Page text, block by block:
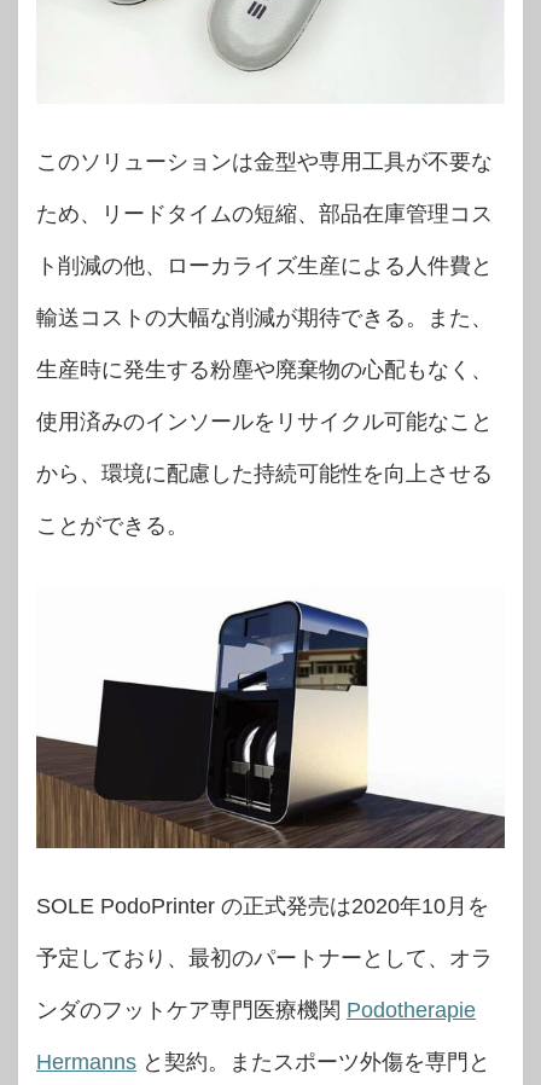
このソリューションは金型や専用工具が不要な
ため、リードタイムの短縮、部品在庫管理コス
ト削減の他、ローカライズ生産による人件費と
輸送コストの大幅な削減が期待できる。また、
生産時に発生する粉塵や廃棄物の心配もなく、
使用済みのインソールをリサイクル可能なこと
から、環境に配慮した持続可能性を向上させる
ことができる。
SOLE PodoPrinter の正式発売は2020年10月を
予定しており、最初のパートナーとして、オラ
ンダのフットケア専門医療機関 Podotherapie
Hermanns と契約。またスポーツ外傷を専門と